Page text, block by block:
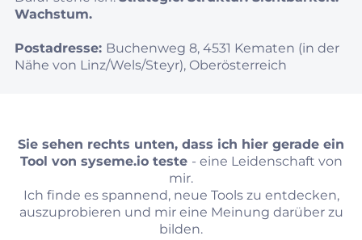
Wachstum.
Postadresse: Buchenweg 8, 4531 Kematen (in der
Nähe von Linz/Wels/Steyr), Oberösterreich
Sie sehen rechts unten, dass ich hier gerade ein
Tool von syseme.ioteste - eine Leidenschaft von
mir.
Ich finde es spannend, neue Tools zu entdecken,
auszuprobieren und mir eine Meinung darüber zu
bilden.